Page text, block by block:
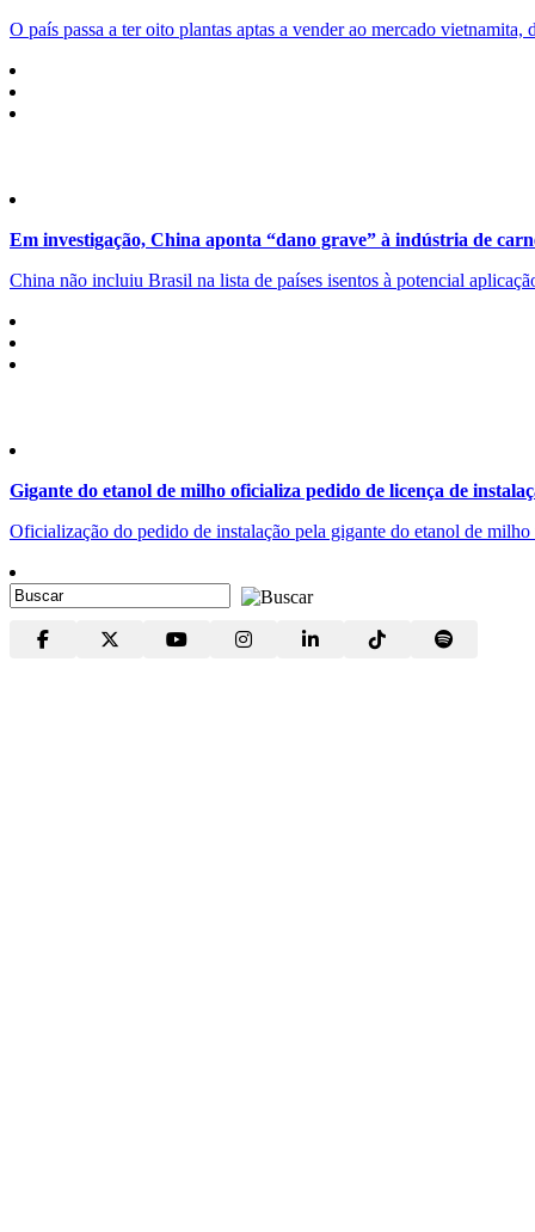
O país passa a ter oito plantas aptas a vender ao mercado
Em investigação, China aponta “dano grave” à indústria de
China não incluiu Brasil na lista de países isentos à potencial
Gigante do etanol de milho oficializa pedido de licença de
Oficialização do pedido de instalação pela gigante do etanol de